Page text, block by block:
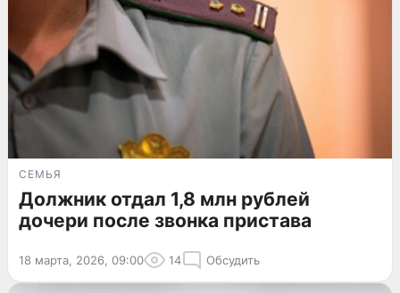
СЕМЬЯ
Должник отдал 1,8 млн рублей
дочери после звонка пристава
18 марта, 2026, 09:00 14 Обсудить